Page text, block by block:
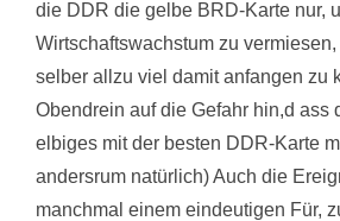
die DDR die gelbe BRD-Karte nur,
Wirtschaftswachstum zu
selber allzu viel damit anfangen zu
Obendrein auf die Gefahr hin,d ass
elbiges mit der besten DDR-Karte
andersrum natürlich) Auch die
manchmal einem eindeutigen Für,